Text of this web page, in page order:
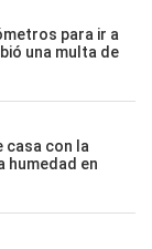
para ir a
una multa de
casa con la
humedad en